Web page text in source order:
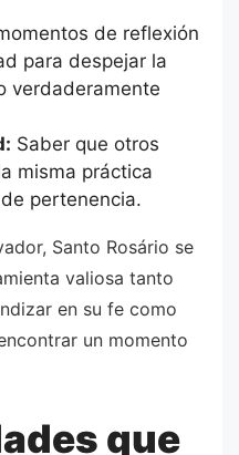
de reflexión
para despejar la
verdaderamente
Saber que otros
misma práctica
pertenencia.
Santo Rosário se
valiosa tanto
en su fe como
un momento
que